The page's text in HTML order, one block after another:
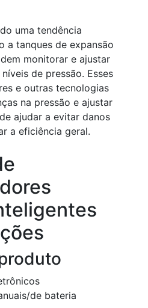
uma tendência
a tanques de expansão
monitorar e ajustar
de pressão. Esses
e outras tecnologias
na pressão e ajustar
ajudar a evitar danos
a eficiência geral.
de bateria